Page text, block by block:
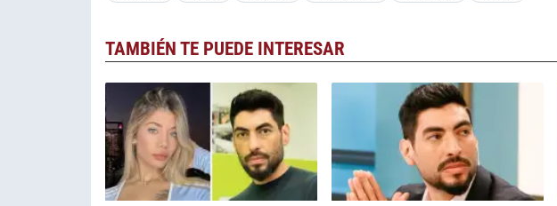
TAMBIÉN TE PUEDE INTERESAR